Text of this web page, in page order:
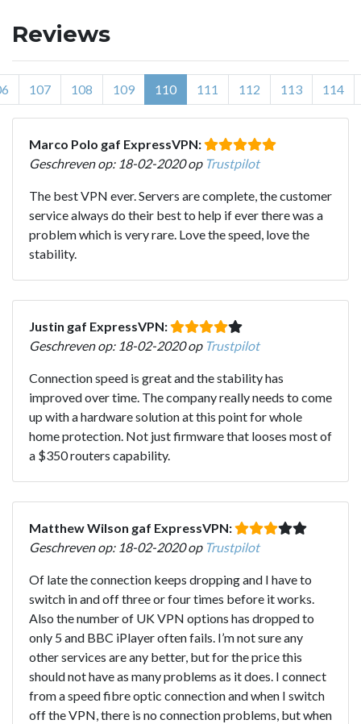
Reviews
107 108 109 110 111 112 113 114
Marco Polo gaf ExpressVPN:
Geschreven op: 18-02-2020 op Trustpilot
The best VPN ever. Servers are complete, the customer
service always do their best to help if ever there was a
problem which is very rare. Love the speed, love the
stability.
Justin gaf ExpressVPN:
Geschreven op: 18-02-2020 op Trustpilot
Connection speed is great and the stability has
improved over time. The company really needs to come
up with a hardware solution at this point for whole
home protection. Not just firmware that looses most of
a $350 routers capability.
Matthew Wilson gaf ExpressVPN:
Geschreven op: 18-02-2020 op Trustpilot
Of late the connection keeps dropping and I have to
switch in and off three or four times before it works.
Also the number of UK VPN options has dropped to
only 5 and BBC iPlayer often fails. I’m not sure any
other services are any better, but for the price this
should not have as many problems as it does. I connect
from a speed fibre optic connection and when I switch
off the VPN, there is no connection problems, but when